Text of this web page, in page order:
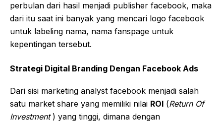
perbulan dari hasil menjadi publisher facebook, maka
dari itu saat ini banyak yang mencari logo facebook
untuk labeling nama, nama fanspage untuk
kepentingan tersebut.
Strategi Digital Branding Dengan Facebook Ads
Dari sisi marketing analyst facebook menjadi salah
satu market share yang memiliki nilai ROI (Return Of
Investment ) yang tinggi, dimana dengan